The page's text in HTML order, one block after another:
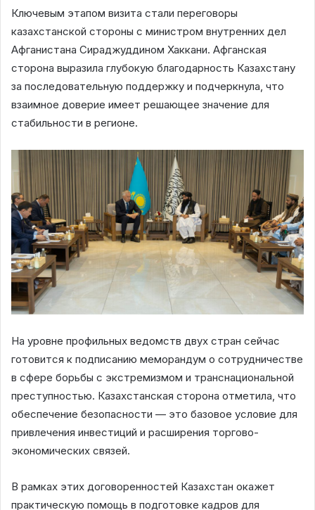
Ключевым этапом визита стали переговоры
казахстанской стороны с министром внутренних дел
Афганистана Сираджуддином Хаккани. Афганская
сторона выразила глубокую благодарность Казахстану
за последовательную поддержку и подчеркнула, что
взаимное доверие имеет решающее значение для
стабильности в регионе.
На уровне профильных ведомств двух стран сейчас
готовится к подписанию меморандум о сотрудничестве
в сфере борьбы с экстремизмом и транснациональной
преступностью. Казахстанская сторона отметила, что
обеспечение безопасности — это базовое условие для
привлечения инвестиций и расширения торгово-
экономических связей.
В рамках этих договоренностей Казахстан окажет
практическую помощь в подготовке кадров для